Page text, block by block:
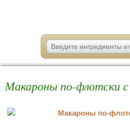
Макароны по-флотски